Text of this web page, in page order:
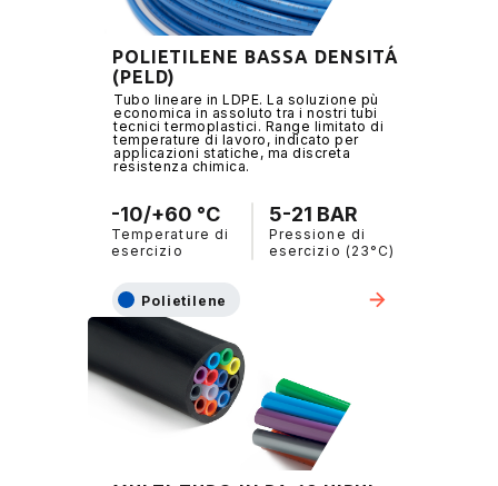
POLIETILENE BASSA DENSITÁ
(PELD)
Tubo lineare in LDPE. La soluzione pù
economica in assoluto tra i nostri tubi
tecnici termoplastici. Range limitato di
temperature di lavoro, indicato per
applicazioni statiche, ma discreta
resistenza chimica.
-10/+60 °C
Temperature di
esercizio
5-21 BAR
Pressione di
esercizio (23°C)
Polietilene